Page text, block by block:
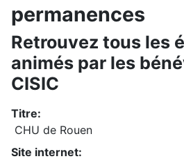
permanences
Retrouvez tous les
animés par les
CISIC
Titre:
CHU de Rouen
Site internet: